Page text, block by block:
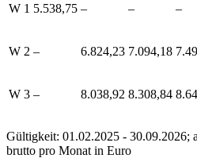
W 1 5.538,75 – – –
W 2 – 6.824,23 7.094,18
W 3 – 8.038,92 8.308,84
Gültigkeit: 01.02.2025 - 30.09.2026;
brutto pro Monat in Euro